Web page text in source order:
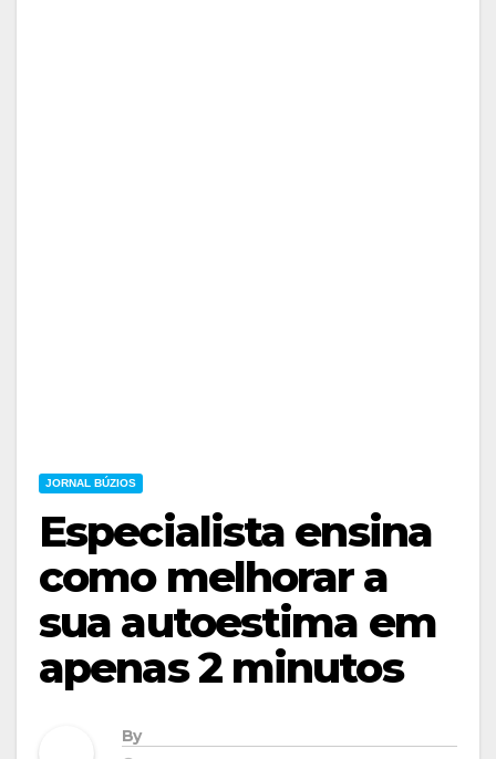
JORNAL BÚZIOS
Especialista ensina
como melhorar a
sua autoestima em
apenas 2 minutos
By